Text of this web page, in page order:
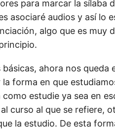
para marcar la sílaba
asociaré audios y así lo
algo que es muy
ahora nos queda
forma en que
estudie ya sea en
curso al que se refiere,
la estudio. De esta